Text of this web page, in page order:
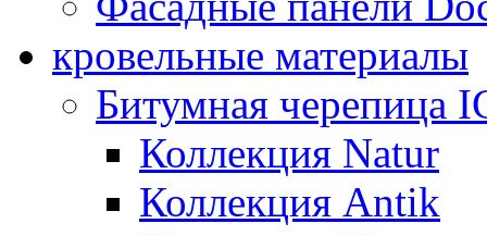
кровельные материалы
Битумная черепица
Коллекция Natur
Коллекция Antik